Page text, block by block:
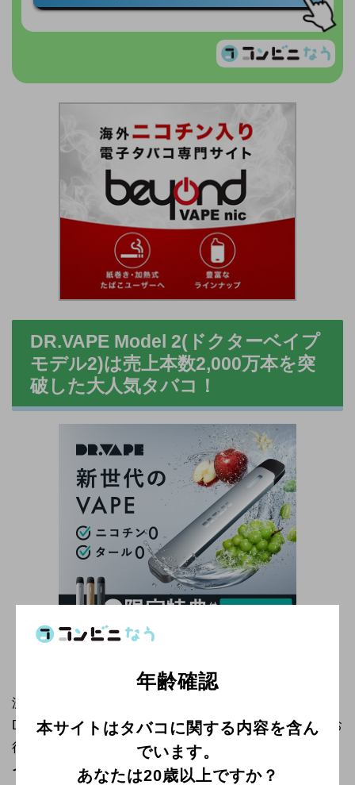
DR.VAPE Model 2(ドクターベイプ
モデル2)は売上本数2,000万本を突
破した大人気タバコ！
累計販売 2,000万本
＼最安値入手は公式一択／
濃厚な味わいと本物のような吸いごたえで人気の高い
DR.VAPE Model 2(ドクターベイプモデル2)ですが、お
得に欲しい方には
確実に最安値で手に入る公式通販サ
イト
が一番おすすめです！
年齢確認
本サイトはタバコに関する内容を含ん
でいます。
あなたは20歳以上ですか？